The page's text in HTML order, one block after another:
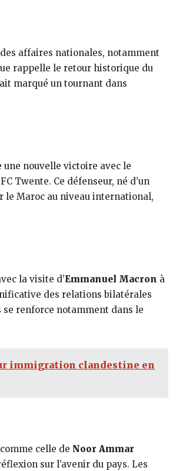
affaires nationales, notamment
rappelle le retour historique du
marqué un tournant dans
une nouvelle victoire avec le
Twente. Ce défenseur, né d’un
le Maroc au niveau international,
la visite d’Emmanuel Macron à
des relations bilatérales
renforce notamment dans le
immigration clandestine en
celle de Noor Ammar
sur l’avenir du pays. Les